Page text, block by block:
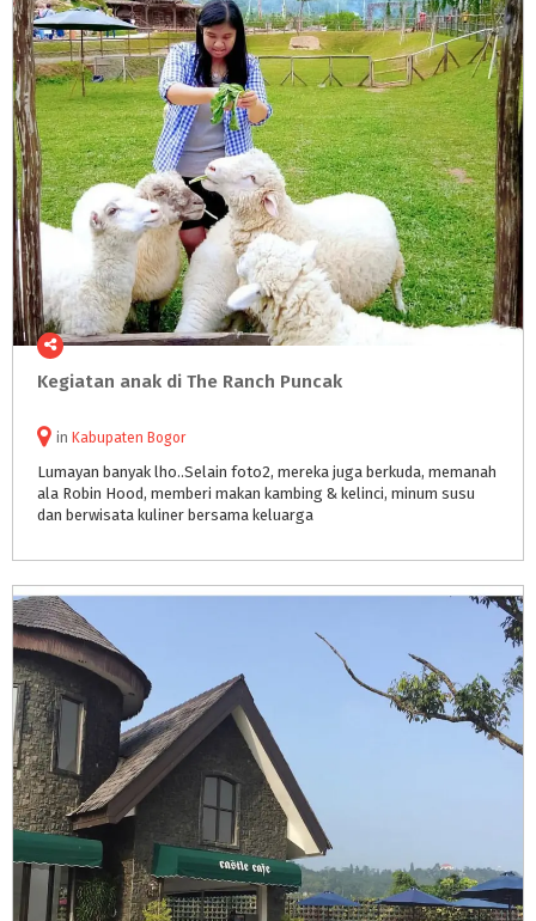
Kegiatan anak di The Ranch Puncak
in Kabupaten Bogor
Lumayan banyak lho..Selain foto2, mereka juga berkuda, memanah
ala Robin Hood, memberi makan kambing & kelinci, minum susu
dan berwisata kuliner bersama keluarga